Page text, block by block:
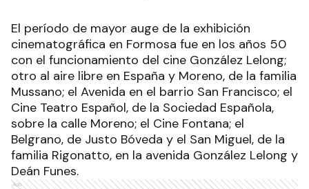
El período de mayor auge de la exhibición
cinematográfica en Formosa fue en los años 50
con el funcionamiento del cine González Lelong;
otro al aire libre en España y Moreno, de la familia
Mussano; el Avenida en el barrio San Francisco; el
Cine Teatro Español, de la Sociedad Española,
sobre la calle Moreno; el Cine Fontana; el
Belgrano, de Justo Bóveda y el San Miguel, de la
familia Rigonatto, en la avenida González Lelong y
Deán Funes.
Ads